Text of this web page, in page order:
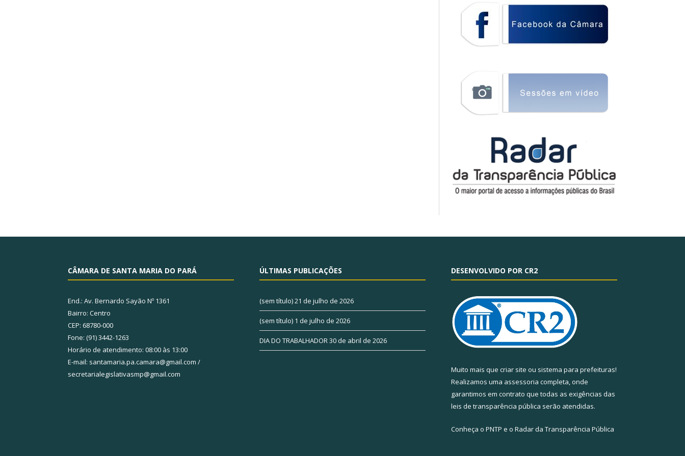
CÂMARA DE SANTA MARIA DO PARÁ
End.: Av. Bernardo Sayão Nº 1361
Bairro: Centro
CEP: 68780-000
Fone: (91) 3442-1263
Horário de atendimento: 08:00 às 13:00
E-mail: santamaria.pa.camara@gmail.com /
secretarialegislativasmp@gmail.com
ÚLTIMAS PUBLICAÇÕES
(sem título)21 de julho de 2026
(sem título) 1 de julho de 2026
DIA DO TRABALHADOR30 de abril de 2026
DESENVOLVIDO POR CR2
Muito mais que criar site ou sistema para prefeituras!
Realizamos uma assessoria completa, onde
garantimos em contrato que todas as exigências das
leis de transparência pública serão atendidas.
Conheça o PNTP e o Radar da Transparência Pública